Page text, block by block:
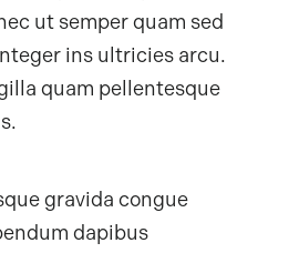
ut semper quam sed
ins ultricies arcu.
quam pellentesque
gravida congue
dapibus